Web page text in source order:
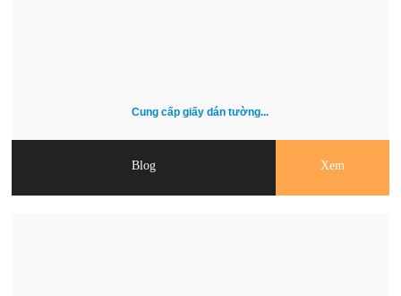
Cung cấp giấy dán tường...
Blog Xem